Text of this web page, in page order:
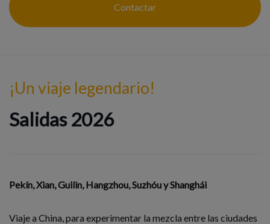
Contactar
¡Un viaje legendario!
Salidas 2026
Pekín, Xian, Guilin, Hangzhou, Suzhóu y Shanghái
Viaje a China, para experimentar la mezcla entre las ciudades